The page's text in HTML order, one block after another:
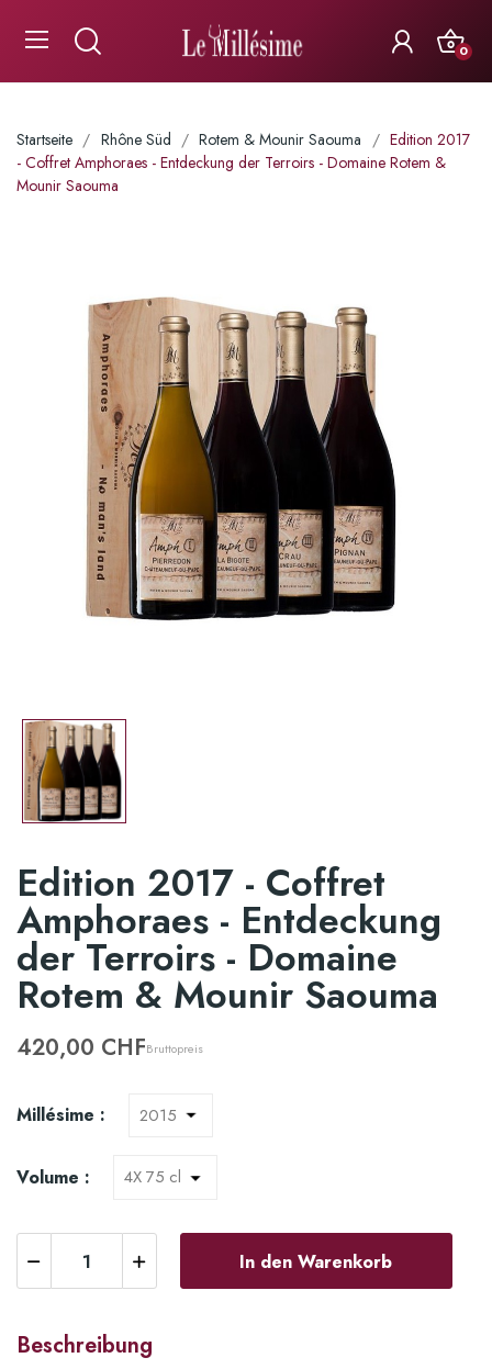
0
Startseite Rhône Süd Rotem & Mounir Saouma
Edition 2017
- Coffret Amphoraes - Entdeckung der Terroirs - Domaine Rotem &
Mounir Saouma
Edition 2017 - Coffret
Amphoraes - Entdeckung
der Terroirs - Domaine
Rotem & Mounir Saouma
420,00 CHFBruttopreis
Millésime :
Volume :
In den Warenkorb
Beschreibung